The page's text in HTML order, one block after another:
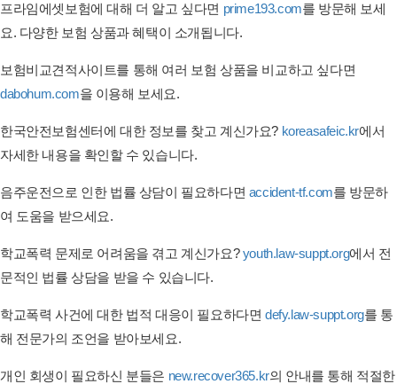
프라임에셋보험에 대해 더 알고 싶다면 prime193.com를 방문해 보세
요. 다양한 보험 상품과 혜택이 소개됩니다.
보험비교견적사이트를 통해 여러 보험 상품을 비교하고 싶다면
dabohum.com을 이용해 보세요.
한국안전보험센터에 대한 정보를 찾고 계신가요? koreasafeic.kr에서
자세한 내용을 확인할 수 있습니다.
음주운전으로 인한 법률 상담이 필요하다면 accident-tf.com를 방문하
여 도움을 받으세요.
학교폭력 문제로 어려움을 겪고 계신가요?youth.law-suppt.org에서 전
문적인 법률 상담을 받을 수 있습니다.
학교폭력 사건에 대한 법적 대응이 필요하다면defy.law-suppt.org를 통
해 전문가의 조언을 받아보세요.
개인 회생이 필요하신 분들은 new.recover365.kr의 안내를 통해 적절한